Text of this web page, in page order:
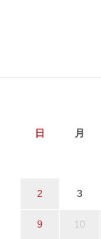
日 月
2 3
9 10